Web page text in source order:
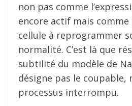
non pas comme
encore actif mais comme
cellule à reprogrammer
normalité. C’est là que
subtilité du modèle de
désigne pas le coupable,
processus interrompu.